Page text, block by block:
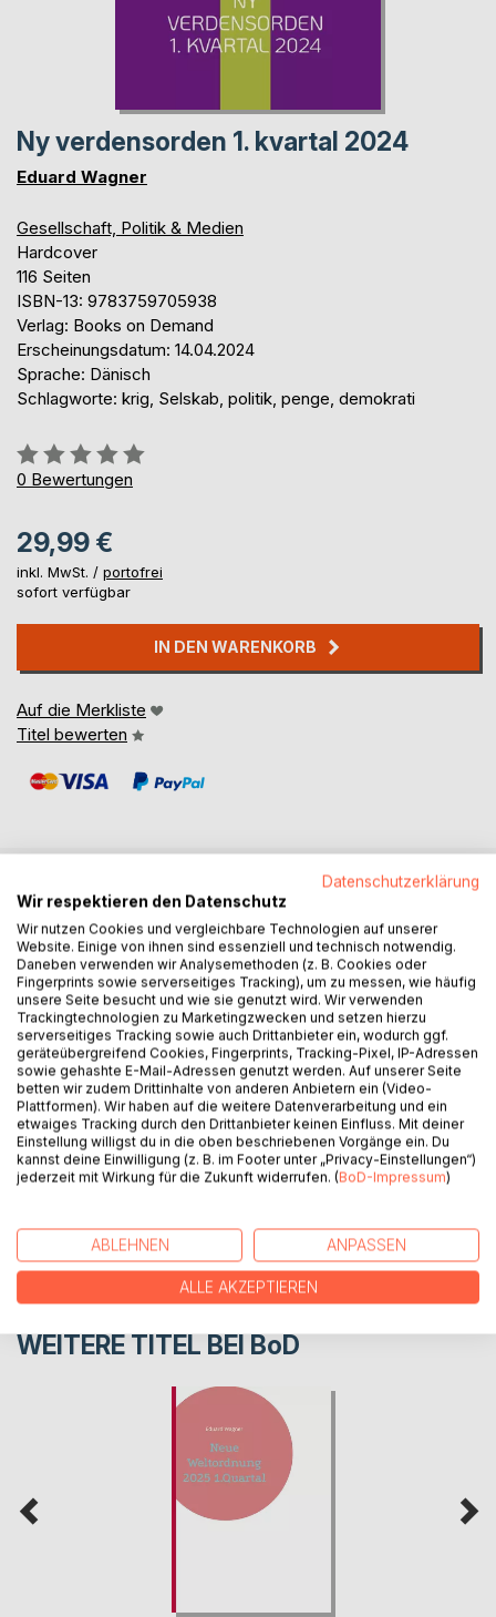
Ny verdensorden 1. kvartal 2024
Eduard Wagner
Gesellschaft, Politik & Medien
Hardcover
116 Seiten
ISBN-13: 9783759705938
Verlag: Books on Demand
Erscheinungsdatum: 14.04.2024
Sprache: Dänisch
Schlagworte: krig, Selskab, politik, penge, demokrati
Bewertung::
0%
0 Bewertungen
29,99 €
inkl. MwSt. / portofrei
sofort verfügbar
IN DEN WARENKORB
Auf die Merkliste
Titel bewerten
BESCHREIBUNG
Begivenheder sker hver dag, som kan ses fra et andet
perspektiv. Her forsøger jeg at dokumentere sådanne
synspunkter.
AUTOR/IN
PRESSESTIMMEN
WEITERE TITEL BEI BoD
Datenschutzerklärung
Wir respektieren den Datenschutz
Wir nutzen Cookies und vergleichbare Technologien auf unserer
Website. Einige von ihnen sind essenziell und technisch notwendig.
Daneben verwenden wir Analysemethoden (z. B. Cookies oder
Fingerprints sowie serverseitiges Tracking), um zu messen, wie häufig
unsere Seite besucht und wie sie genutzt wird. Wir verwenden
Trackingtechnologien zu Marketingzwecken und setzen hierzu
serverseitiges Tracking sowie auch Drittanbieter ein, wodurch ggf.
geräteübergreifend Cookies, Fingerprints, Tracking-Pixel, IP-Adressen
sowie gehashte E-Mail-Adressen genutzt werden. Auf unserer Seite
betten wir zudem Drittinhalte von anderen Anbietern ein (Video-
Plattformen). Wir haben auf die weitere Datenverarbeitung und ein
etwaiges Tracking durch den Drittanbieter keinen Einfluss. Mit deiner
Einstellung willigst du in die oben beschriebenen Vorgänge ein. Du
kannst deine Einwilligung (z. B. im Footer unter „Privacy-Einstellungen“)
jederzeit mit Wirkung für die Zukunft widerrufen. (BoD-Impressum)
ABLEHNEN ANPASSEN
ALLE AKZEPTIEREN